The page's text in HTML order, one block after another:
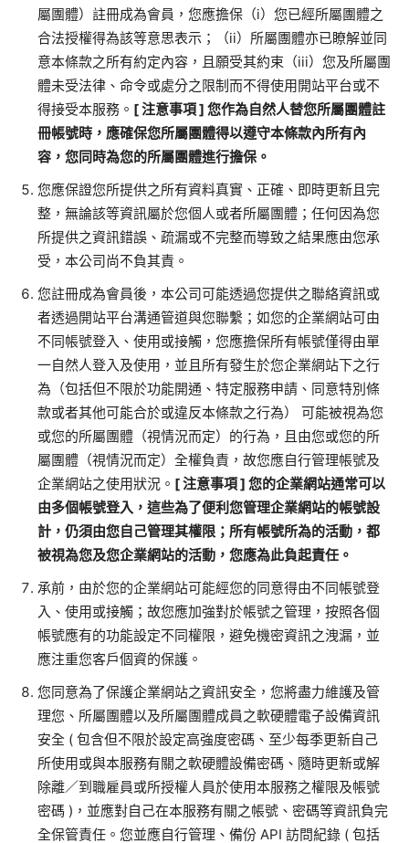
屬團體）註冊成為會員，您應擔保（i）您已經所屬團體之
合法授權得為該等意思表示；（ii）所屬團體亦已瞭解並同
意本條款之所有約定內容，且願受其約束（iii）您及所屬團
體未受法律、命令或處分之限制而不得使用開站平台或不
得接受本服務。 [注意事項] 您作為自然人替您所屬團體註
冊帳號時，應確保您所屬團體得以遵守本條款內所有內
容，您同時為您的所屬團體進行擔保。
您應保證您所提供之所有資料真實、正確、即時更新且完
整，無論該等資訊屬於您個人或者所屬團體；任何因為您
所提供之資訊錯誤、疏漏或不完整而導致之結果應由您承
受，本公司尚不負其責。
您註冊成為會員後，本公司可能透過您提供之聯絡資訊或
者透過開站平台溝通管道與您聯繫；如您的企業網站可由
不同帳號登入、使用或接觸，您應擔保所有帳號僅得由單
一自然人登入及使用，並且所有發生於您企業網站下之行
為（包括但不限於功能開通、特定服務申請、同意特別條
款或者其他可能合於或違反本條款之行為） 可能被視為您
或您的所屬團體（視情況而定）的行為，且由您或您的所
屬團體（視情況而定）全權負責，故您應自行管理帳號及
企業網站之使用狀況。 [注意事項] 您的企業網站通常可以
由多個帳號登入，這些為了便利您管理企業網站的帳號設
計，仍須由您自己管理其權限；所有帳號所為的活動，都
被視為您及您企業網站的活動，您應為此負起責任。
承前，由於您的企業網站可能經您的同意得由不同帳號登
入、使用或接觸；故您應加強對於帳號之管理，按照各個
帳號應有的功能設定不同權限，避免機密資訊之洩漏，並
應注重您客戶個資的保護。
您同意為了保護企業網站之資訊安全，您將盡力維護及管
理您、所屬團體以及所屬團體成員之軟硬體電子設備資訊
安全 ( 包含但不限於設定高強度密碼、至少每季更新自己
所使用或與本服務有關之軟硬體設備密碼、隨時更新或解
除離／到職雇員或所授權人員於使用本服務之權限及帳號
密碼 ) ，並應對自己在本服務有關之帳號、密碼等資訊負完
全保管責任。您並應自行管理、備份 API 訪問紀錄 ( 包括